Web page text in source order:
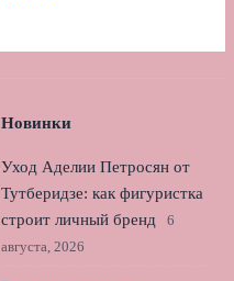
Новинки
Уход Аделии Петросян от
Тутберидзе: как фигуристка
строит личный бренд
6
августа, 2026